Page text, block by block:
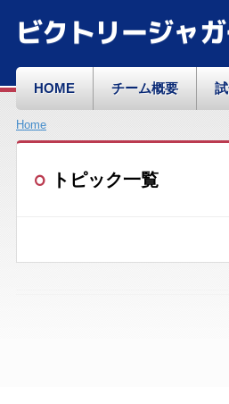
ビクトリージャ
HOME チーム概要
Home
トピック一覧